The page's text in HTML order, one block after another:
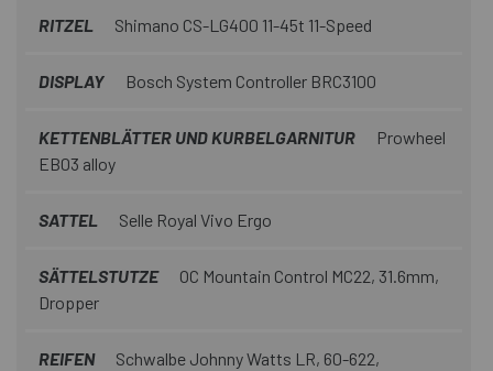
RITZEL Shimano CS-LG400 11-45t 11-Speed
DISPLAY Bosch System Controller BRC3100
KETTENBLÄTTER UND KURBELGARNITUR
Prowheel
EB03 alloy
SATTEL Selle Royal Vivo Ergo
SÄTTELSTUTZE
OC Mountain Control MC22, 31.6mm,
Dropper
REIFEN
Schwalbe Johnny Watts LR, 60-622,